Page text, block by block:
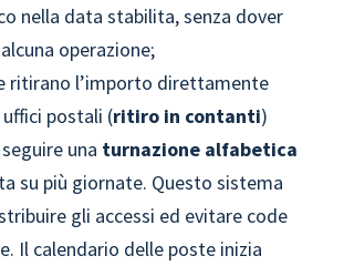
nella data stabilita, senza dover
operazione;
ritirano l’importo direttamente
postali (ritiro in contanti)
una turnazione alfabetica
su più giornate. Questo sistema
gli accessi ed evitare code
Il calendario delle poste inizia